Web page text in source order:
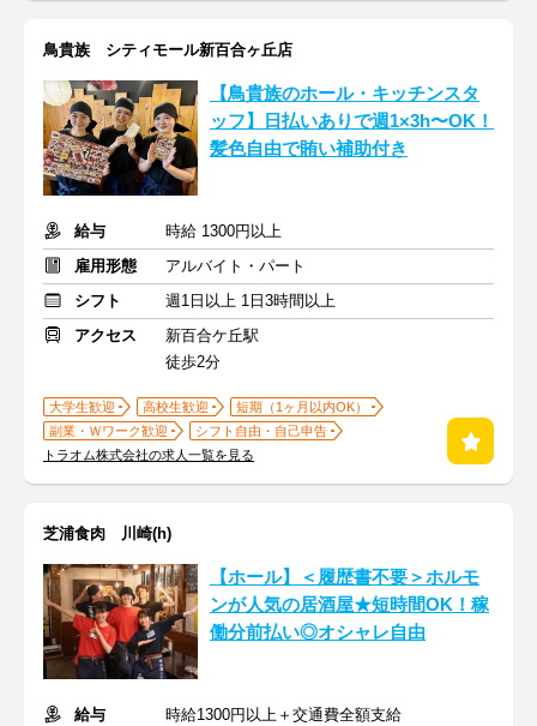
鳥貴族 シティモール新百合ヶ丘店
【鳥貴族のホール・キッチンスタ
ッフ】日払いありで週1×3h〜OK！
髪色自由で賄い補助付き
給与
時給 1300円以上
雇用形態
アルバイト・パート
シフト
週1日以上 1日3時間以上
アクセス
新百合ケ丘駅
徒歩2分
大学生歓迎 高校生歓迎
短期（1ヶ月以内OK）
副業・Ｗワーク歓迎
シフト自由・自己申告
トラオム株式会社の求人一覧を見る
芝浦食肉 川崎(h)
【ホール】＜履歴書不要＞ホルモ
ンが人気の居酒屋★短時間OK！稼
働分前払い◎オシャレ自由
給与
時給1300円以上＋交通費全額支給